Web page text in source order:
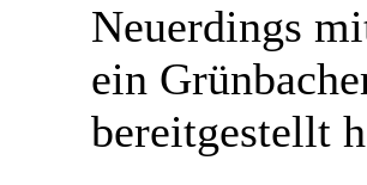
Neuerdings
ein
bereitgestellt